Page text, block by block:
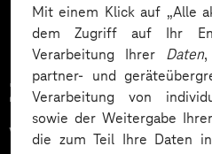
Mit einem Klick auf „Alle
dem Zugriff auf Ihr
Verarbeitung Ihrer Daten,
partner- und
Verarbeitung von
sowie der Weitergabe
die zum Teil Ihre Daten
Zahlreiche
vertrauen auf